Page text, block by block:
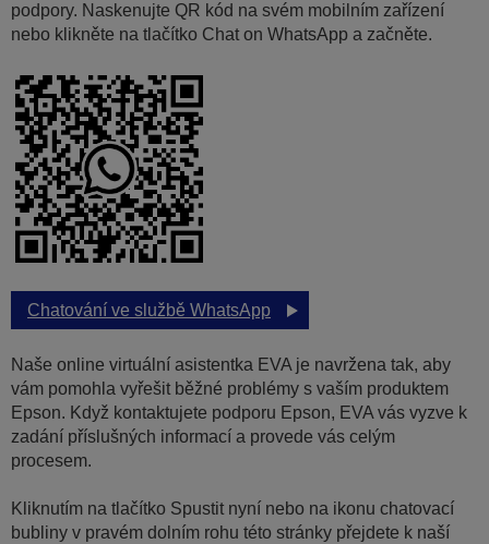
podpory. Naskenujte QR kód na svém mobilním zařízení
nebo klikněte na tlačítko Chat on WhatsApp a začněte.
Chatování ve službě WhatsApp
Naše online virtuální asistentka EVA je navržena tak, aby
vám pomohla vyřešit běžné problémy s vaším produktem
Epson. Když kontaktujete podporu Epson, EVA vás vyzve k
zadání příslušných informací a provede vás celým
procesem.
Kliknutím na tlačítko Spustit nyní nebo na ikonu chatovací
bubliny v pravém dolním rohu této stránky přejdete k naší